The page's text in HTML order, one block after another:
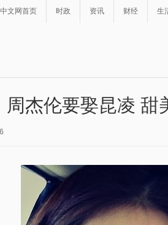
中文网首页 时政 资讯 财经 生
周杰伦要娶昆凌 甜